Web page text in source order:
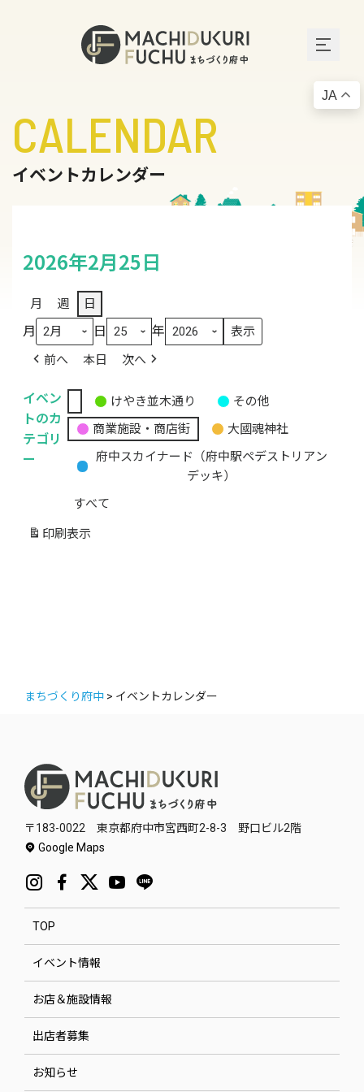
CALENDAR
イベントカレンダー
2026年2月25日
月 週 日
月 日 年
前へ 本日 次へ
イベン
トのカ
テゴリ
ー
無
題
カ
ゴ
リ
けやき並木通り
その他
商業施設・商店街
大國魂神社
府中スカイナード（府中駅ペデストリアン
デッキ）
すべて
印刷 表示
まちづくり府中 > イベントカレンダー
〒183-0022 東京都府中市宮西町2-8-3 野口ビル2階
Google Maps
TOP
イベント情報
お店＆施設情報
出店者募集
お知らせ
JA